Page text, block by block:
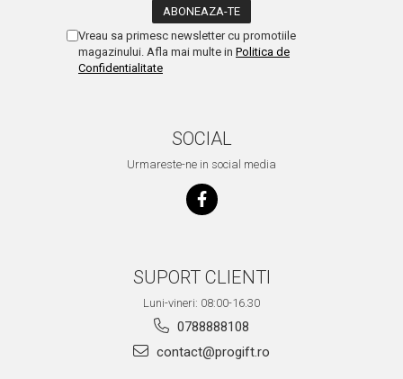
Vreau sa primesc newsletter cu promotiile
magazinului. Afla mai multe in Politica de
Confidentialitate
SOCIAL
Urmareste-ne in social media
SUPORT CLIENTI
Luni-vineri: 08:00-16.30
0788888108
contact@progift.ro